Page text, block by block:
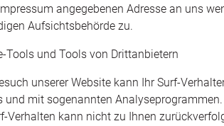
angegebenen Adresse an uns
Aufsichtsbehörde zu.
Tools und Tools von Drittanbietern
unserer Website kann Ihr Surf-
und mit sogenannten
Verhalten kann nicht zu Ihnen